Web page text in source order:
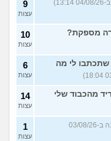
9
עצות
מספקת? 10
עצות
לי מה
6
עצות
מהכבוד שלי 14
עצות
(קולית, בת 20, כתבה ב-03/08/26
1
עצות